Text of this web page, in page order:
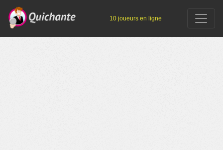
10 joueurs en ligne